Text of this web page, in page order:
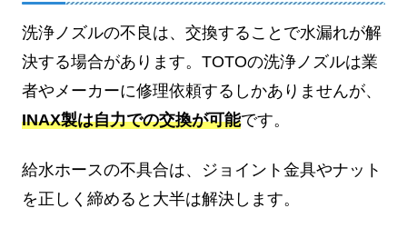
洗浄ノズルの不良は、交換することで水漏れが解
決する場合があります。TOTOの洗浄ノズルは業
者やメーカーに修理依頼するしかありませんが、
INAX製は自力での交換が可能です。
給水ホースの不具合は、ジョイント金具やナット
を正しく締めると大半は解決します。